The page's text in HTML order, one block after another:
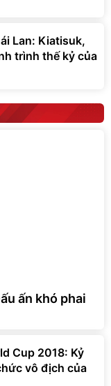
Lan: Kiatisuk,
trình thế kỷ của
ấn khó phai
Cup 2018: Kỷ
vô địch của